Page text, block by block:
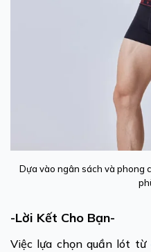
Dựa vào ngân sách và phong
-Lời Kết Cho Bạn-
Việc lựa chọn quần lót từ